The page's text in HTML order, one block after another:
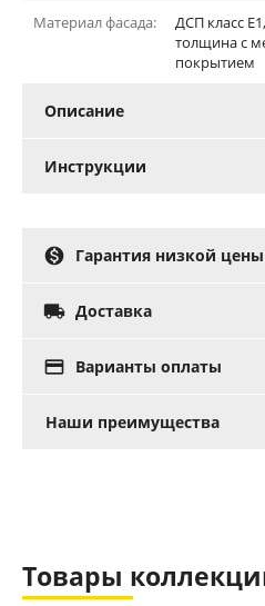
Материал фасада:
ДСП класс
толщина с
покрытием
Описание
Инструкции
 Гарантия низкой цены
 Доставка
 Варианты оплаты
Наши преимущества
Товары